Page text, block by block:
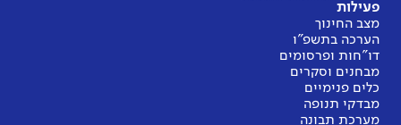
פעילות
מצב החינוך
הערכה בתשפ"ו
דו"חות ופרסומים
מבחנים וסקרים
כלים פנימיים
מבדקי תנופה
מערכת תבונה